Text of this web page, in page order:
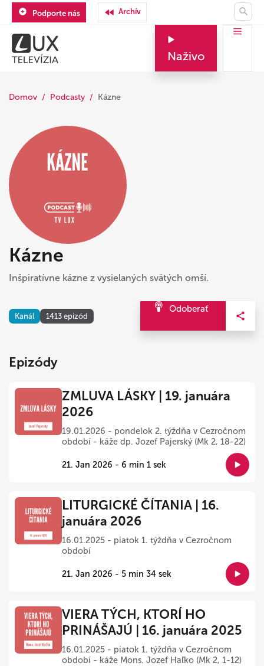
Podporte nás Archív
Naživo
Domov Podcasty Kázne
Kázne
Inšpiratívne kázne z vysielaných svätých omší.
Kanál 1413 epizód
Odoberať
Epizódy
ZMLUVA LÁSKY | 19. januára
2026
19.01.2026 - pondelok 2. týždňa v Cezročnom
období - káže dp. Jozef Pajerský (Mk 2, 18-22)
21. Jan 2026 - 6 min 1 sek
LITURGICKÉ ČÍTANIA | 16.
januára 2026
16.01.2025 - piatok 1. týždňa v Cezročnom
období
21. Jan 2026 - 5 min 34 sek
VIERA TÝCH, KTORÍ HO
PRINÁŠAJÚ | 16. januára 2025
16.01.2025 - piatok 1. týždňa v Cezročnom
období - káže Mons. Jozef Haľko (Mk 2, 1-12)